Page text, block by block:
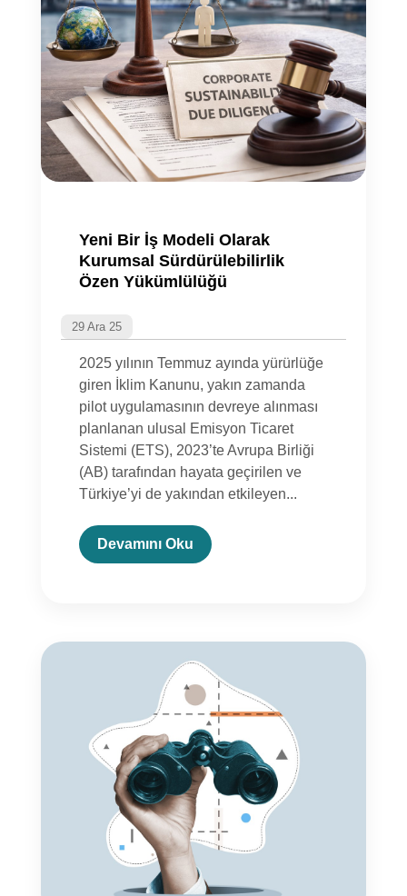
Yeni Bir İş Modeli Olarak
Kurumsal Sürdürülebilirlik
Özen Yükümlülüğü
29 Ara 25
2025 yılının Temmuz ayında yürürlüğe
giren İklim Kanunu, yakın zamanda
pilot uygulamasının devreye alınması
planlanan ulusal Emisyon Ticaret
Sistemi (ETS), 2023’te Avrupa Birliği
(AB) tarafından hayata geçirilen ve
Türkiye’yi de yakından etkileyen...
Devamını Oku